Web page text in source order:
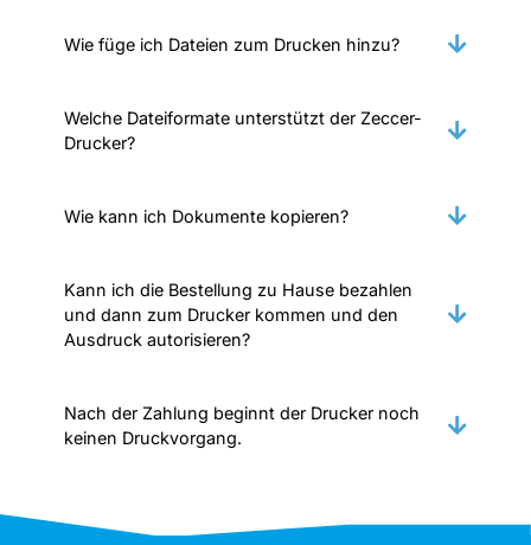
Wie füge ich Dateien zum Drucken hinzu?
Welche Dateiformate unterstützt der Zeccer-
Drucker?
Wie kann ich Dokumente kopieren?
Kann ich die Bestellung zu Hause bezahlen
und dann zum Drucker kommen und den
Ausdruck autorisieren?
Nach der Zahlung beginnt der Drucker noch
keinen Druckvorgang.